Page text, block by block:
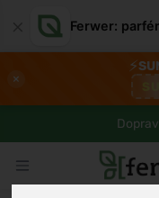
Ferwer:
×
⚡